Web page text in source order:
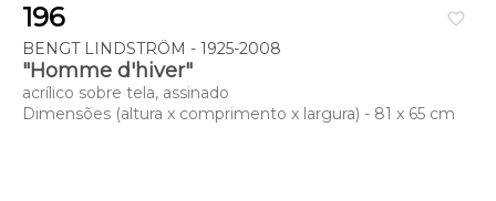
favorite_border
196
BENGT LINDSTRÖM - 1925-2008
"Homme d'hiver"
acrílico sobre tela, assinado
Dimensões (altura x comprimento x largura) - 81 x 65 cm